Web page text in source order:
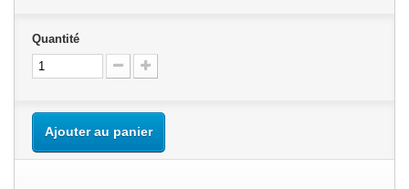
Quantité
Ajouter au panier